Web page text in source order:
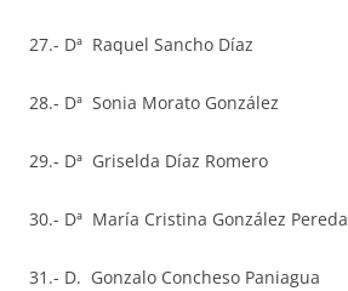
27.- Dª Raquel Sancho Díaz
28.- Dª Sonia Morato González
29.- Dª Griselda Díaz Romero
30.- Dª María Cristina González Pereda
31.- D. Gonzalo Concheso Paniagua